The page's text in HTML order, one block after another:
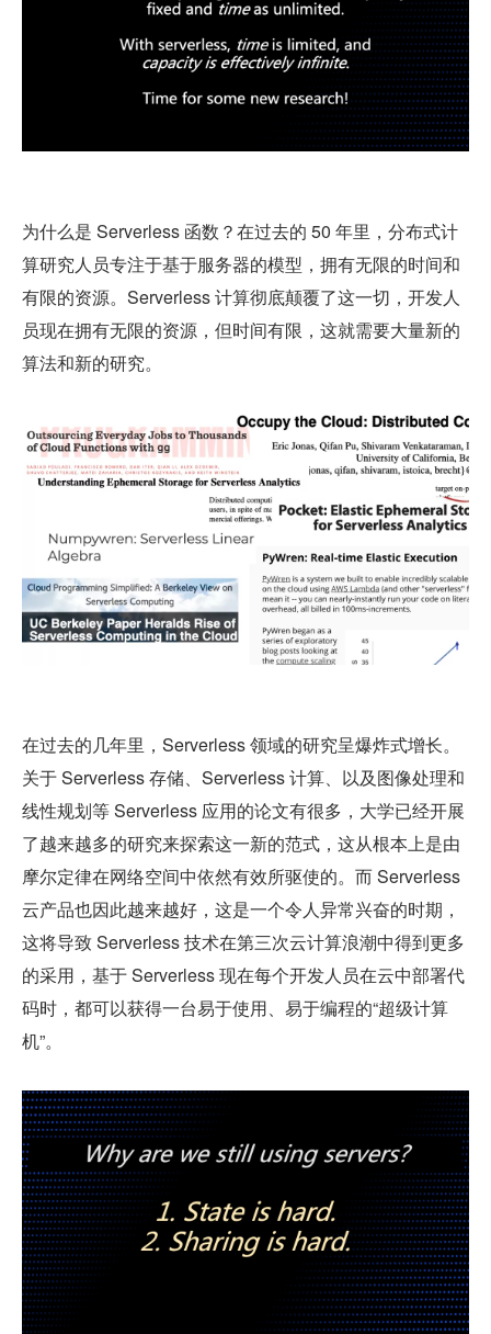
为什么是 Serverless 函数？在过去的 50 年里，分布式计
算研究人员专注于基于服务器的模型，拥有无限的时间和
有限的资源。Serverless 计算彻底颠覆了这一切，开发人
员现在拥有无限的资源，但时间有限，这就需要大量新的
算法和新的研究。
在过去的几年里，Serverless 领域的研究呈爆炸式增长。
关于 Serverless 存储、Serverless 计算、以及图像处理和
线性规划等 Serverless 应用的论文有很多，大学已经开展
了越来越多的研究来探索这一新的范式，这从根本上是由
摩尔定律在网络空间中依然有效所驱使的。而 Serverless
云产品也因此越来越好，这是一个令人异常兴奋的时期，
这将导致 Serverless 技术在第三次云计算浪潮中得到更多
的采用，基于 Serverless 现在每个开发人员在云中部署代
码时，都可以获得一台易于使用、易于编程的“超级计算
机”。